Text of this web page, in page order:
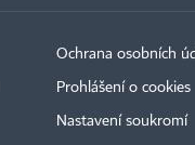
Ochrana osobních
Prohlášení o cookies
Nastavení soukromí